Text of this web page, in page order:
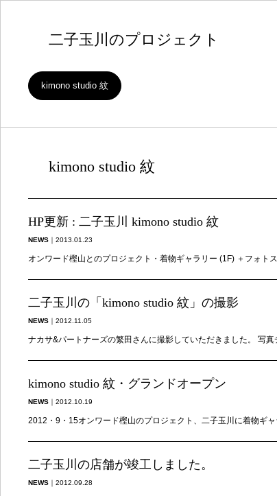
二子玉川のプロジェクト
kimono studio 紋
kimono studio 紋
HP更新 : 二子玉川 kimono studio 紋
NEWS ｜ 2013.01.23
オンワード樫山とのプロジェクト・着物ギャラリー (1F) ＋フォ
二子玉川の「kimono studio 紋」の撮影
NEWS ｜ 2012.11.05
ナカサ&パートナーズの繁田さんに撮影していただきました。 写
kimono studio 紋・グランドオープン
NEWS ｜ 2012.10.19
2012・9・15オンワード樫山のプロジェクト、二子玉川に着物ギ
二子玉川の店舗が竣工しました。
NEWS ｜ 2012.09.28